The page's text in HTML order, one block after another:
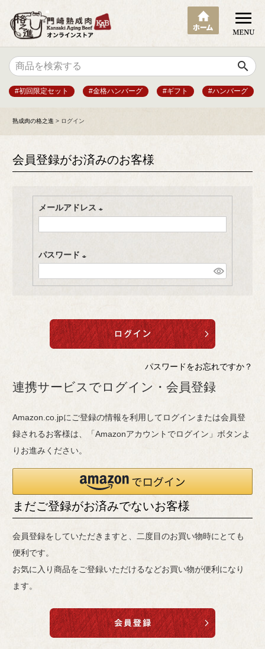
search
#初回限定セット #金格ハンバーグ #ギフト #ハンバーグ
熟成肉の格之進 ログイン
会員登録がお済みのお客様
メールアドレス
(
須
)
パスワード
(
)
パスワードをお忘れですか？
連携サービスでログイン・会員登録
Amazon.co.jpにご登録の情報を利用してログインまたは会員登
録されるお客様は、「Amazonアカウントでログイン」ボタンよ
りお進みください。
まだご登録がお済みでないお客様
会員登録をしていただきますと、二度目のお買い物時にとても
便利です。
お気に入り商品をご登録いただけるなどお買い物が便利になり
ます。